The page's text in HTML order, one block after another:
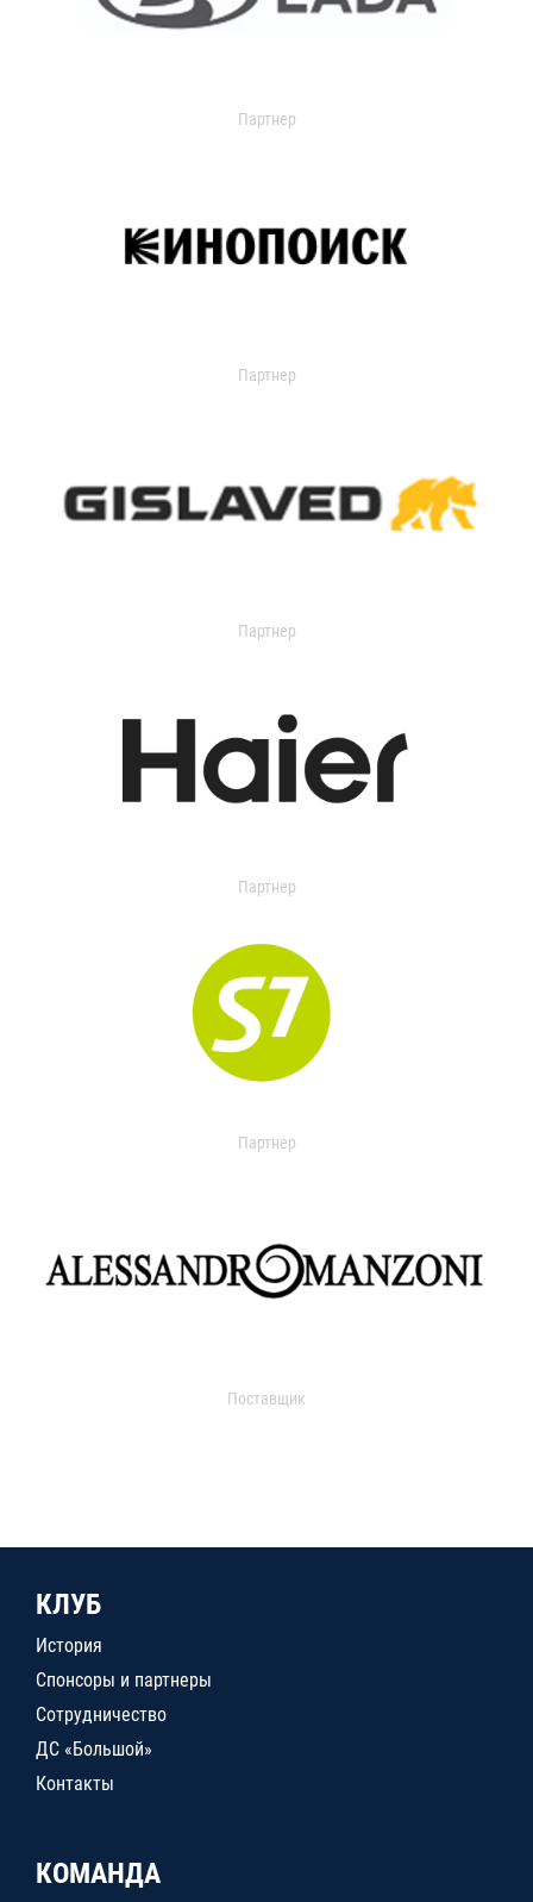
Партнер
Партнер
Партнер
Партнер
Партнер
Поставщик
КЛУБ
История
Спонсоры и партнеры
Сотрудничество
ДС «Большой»
Контакты
КОМАНДА